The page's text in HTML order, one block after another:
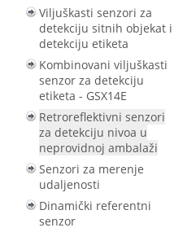
Viljuškasti senzori za
detekciju sitnih objekat i
detekciju etiketa
Kombinovani viljuškasti
senzor za detekciju
etiketa - GSX14E
Retroreflektivni senzori
za detekciju nivoa u
neprovidnoj ambalaži
Senzori za merenje
udaljenosti
Dinamički referentni
senzor